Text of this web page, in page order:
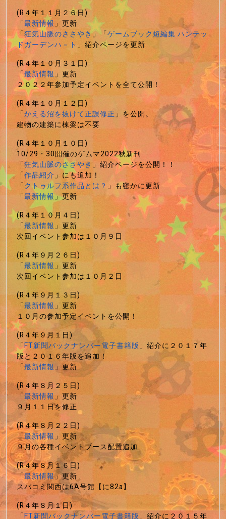
(R４年１１月２６日)
「最新情報」更新
「狂気山脈のささやき」「ゲームブック短編集 ハンテッ
ドガーデンハ－ト」紹介ページを更新
(R４年１０月３１日)
「最新情報」更新
２０２２年参加予定イベントを全て公開！
(R４年１０月１２日)
「かえる沼を抜けて正誤修正」を公開。
建物の建築に棟梁は不要
(R４年１０月１０日)
10/29・30開催のゲムマ2022秋新刊
「狂気山脈のささやき 」紹介ページを公開！！
「作品紹介」にも追加！
「クトゥルフ系作品とは？ 」も密かに更新
「最新情報」更新
(R４年１０月４日)
「最新情報」更新
次回イベント参加は１０月９日
(R４年９月２６日)
「最新情報」更新
次回イベント参加は１０月２日
(R４年９月１３日)
「最新情報」更新
１０月の参加予定イベントを公開！
(R４年９月１日)
「FT新聞バックナンバー電子書籍版」紹介に２０１７年
版と２０１６年版を追加！
「最新情報」更新
(R４年８月２５日)
「最新情報」更新
９月１１日を修正
(R４年８月２２日)
「最新情報」更新
９月の各種イベントブース配置追加
(R４年８月１６日)
「最新情報」更新
スパコミ関西は6A号館【に82a】
(R４年８月１日)
「FT新聞バックナンバー電子書籍版」紹介に２０１５年